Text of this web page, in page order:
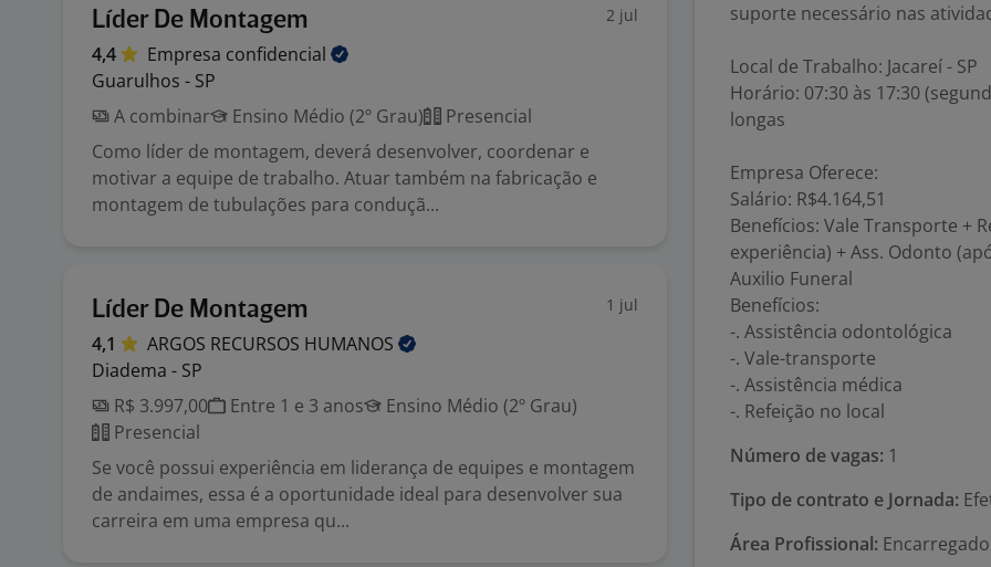
Líder De Montagem 2 jul
4,4 Empresa confidencial
Guarulhos - SP
A combinar
Ensino Médio (2º Grau)
Presencial
Como líder de montagem, deverá desenvolver, coordenar e
motivar a equipe de trabalho. Atuar também na fabricação e
montagem de tubulações para conduçã...
Líder De Montagem 1 jul
4,1 ARGOS RECURSOS HUMANOS
Diadema - SP
R$ 3.997,00
Entre 1 e 3 anos
Ensino Médio (2º Grau)
Presencial
Se você possui experiência em liderança de equipes e montagem
de andaimes, essa é a oportunidade ideal para desenvolver sua
carreira em uma empresa qu...
suporte necessário nas
Local de Trabalho: Jacareí - SP
Horário: 07:30 às 17:30
longas
Empresa Oferece:
Salário: R$4.164,51
Benefícios: Vale Transporte +
experiência) + Ass. Odonto
Auxilio Funeral
Benefícios:
-. Assistência odontológica
-. Vale-transporte
-. Assistência médica
-. Refeição no local
Número de vagas: 1
Tipo de contrato e Jornada:
Área Profissional: